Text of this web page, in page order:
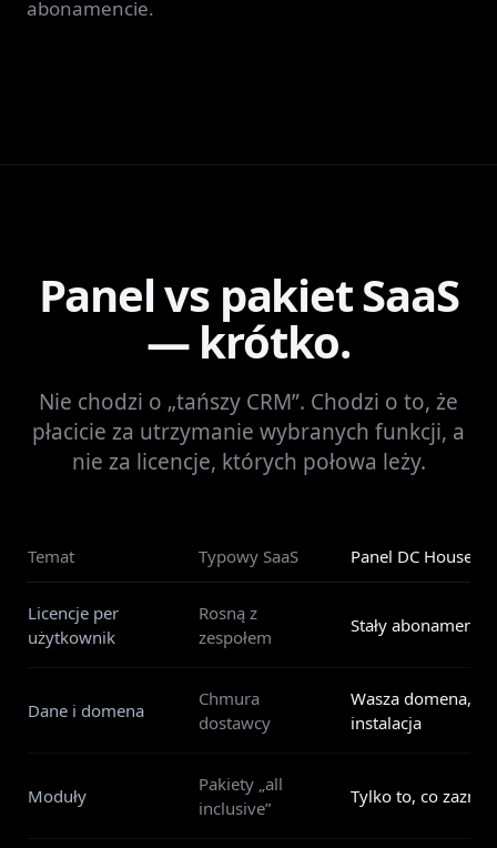
abonamencie.
Panel vs pakiet SaaS
— krótko.
Nie chodzi o „tańszy CRM”. Chodzi o to, że
płacicie za utrzymanie wybranych funkcji, a
nie za licencje, których połowa leży.
Temat Typowy SaaS Panel DC House
Licencje per
użytkownik
Rosną z
zespołem
Stały abonament
Dane i domena
Chmura
dostawcy
Wasza domena,
instalacja
Moduły
Pakiety „all
inclusive”
Tylko to, co